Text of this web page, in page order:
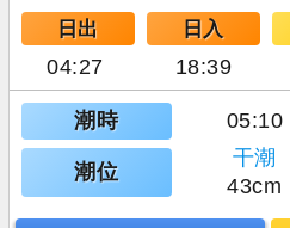
日出 日入
04:27 18:39
潮時 05:10
潮位
干潮
43cm